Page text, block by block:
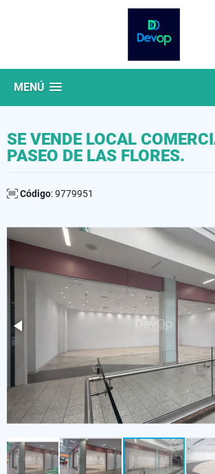
MENÚ
SE VENDE LOCAL
PASEO DE LAS FLORES.
Código: 9779951